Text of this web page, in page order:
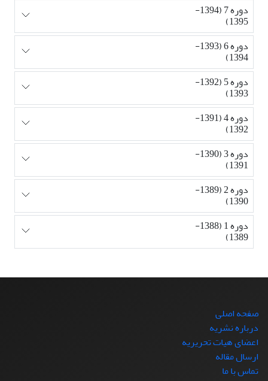
دوره 7 (1394-
1395)
دوره 6 (1393-
1394)
دوره 5 (1392-
1393)
دوره 4 (1391-
1392)
دوره 3 (1390-
1391)
دوره 2 (1389-
1390)
دوره 1 (1388-
1389)
صفحه اصلی
درباره نشریه
اعضای هیات تحریریه
ارسال مقاله
تماس با ما